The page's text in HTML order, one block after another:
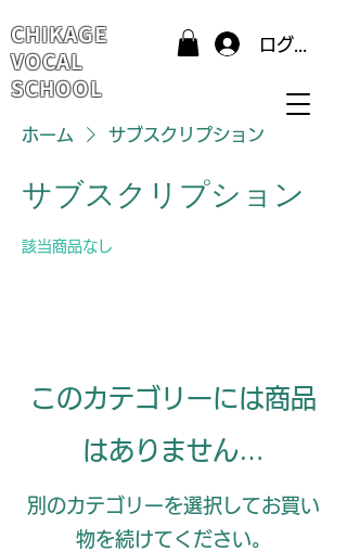
ログイン
CHIKAGE
VOCAL
SCHOOL
ホーム サブスクリプション
サブスクリプション
該当商品なし
このカテゴリーには商品
はありません…
別のカテゴリーを選択してお買い
物を続けてください。